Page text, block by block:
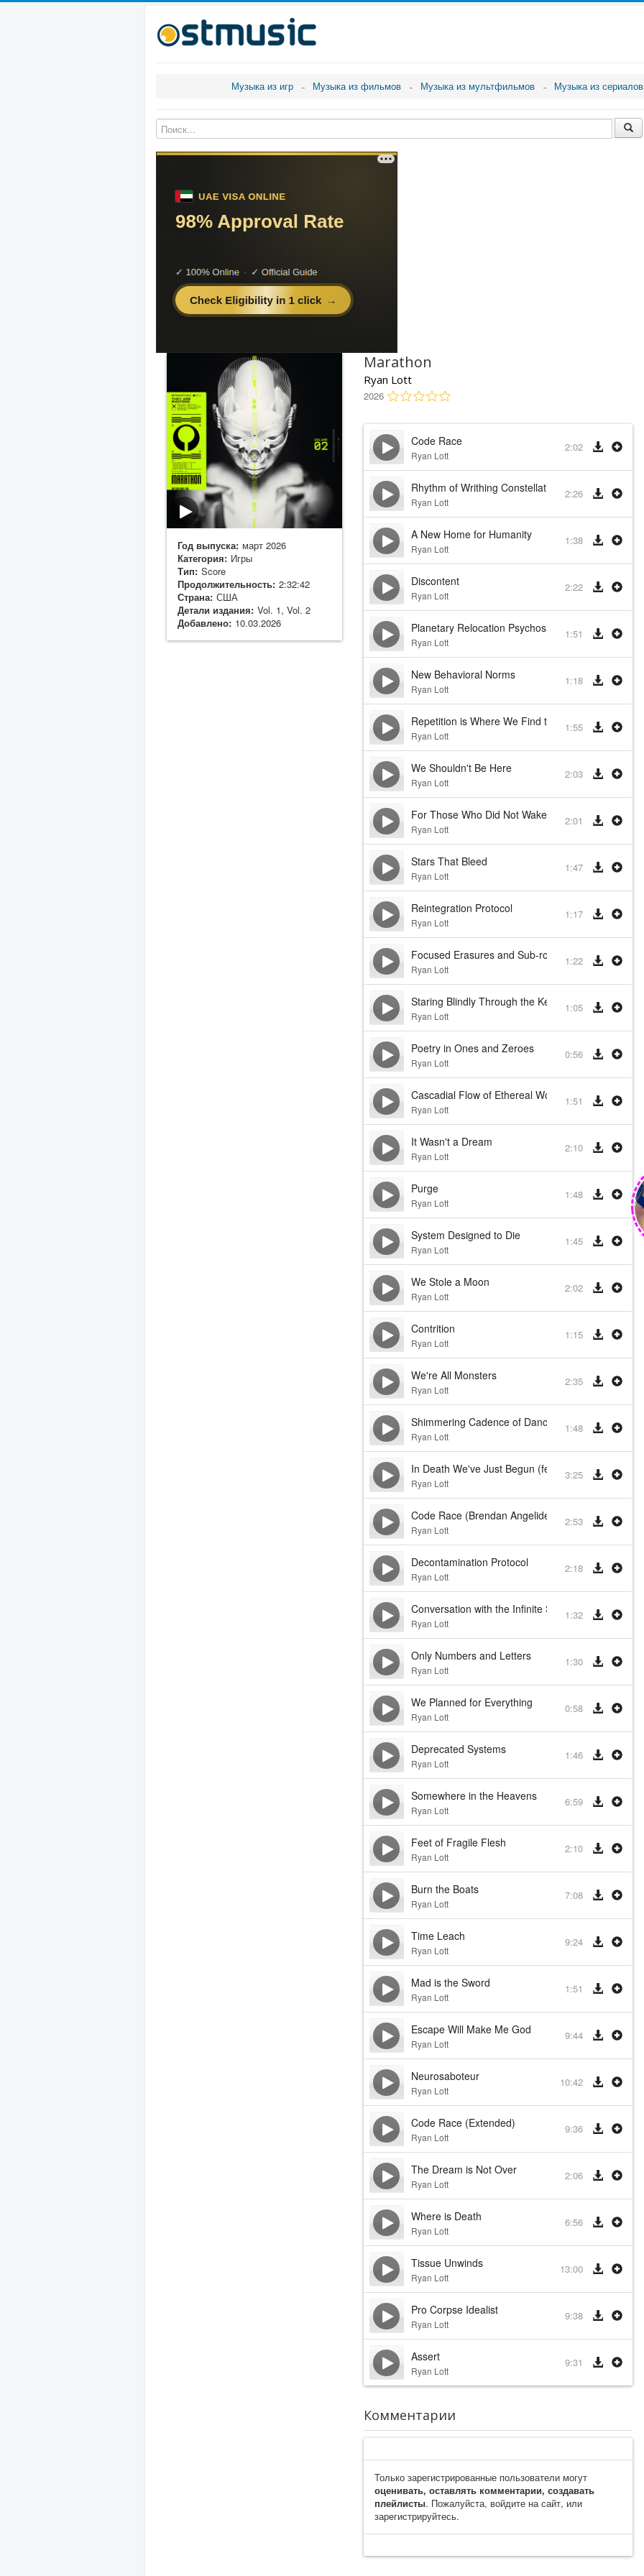
Музыка из игр Музыка из фильмов Музыка из мультфильмов Музыка из сериалов
Год выпуска: март 2026
Категория: Игры
Тип: Score
Продолжительность: 2:32:42
Страна: США
Детали издания: Vol. 1, Vol. 2
Добавлено: 10.03.2026
Marathon
Ryan Lott
2026
Code Race
Ryan Lott
2:02
Rhythm of Writhing Constellations
Ryan Lott
2:26
A New Home for Humanity
Ryan Lott
1:38
Discontent
Ryan Lott
2:22
Planetary Relocation Psychosis
Ryan Lott
1:51
New Behavioral Norms
Ryan Lott
1:18
Repetition is Where We Find the Truth
Ryan Lott
1:55
We Shouldn't Be Here
Ryan Lott
2:03
For Those Who Did Not Wake
Ryan Lott
2:01
Stars That Bleed
Ryan Lott
1:47
Reintegration Protocol
Ryan Lott
1:17
Focused Erasures and Sub-routine Resets
Ryan Lott
1:22
Staring Blindly Through the Keyhole
Ryan Lott
1:05
Poetry in Ones and Zeroes
Ryan Lott
0:56
Cascadial Flow of Ethereal Wonder
Ryan Lott
1:51
It Wasn't a Dream
Ryan Lott
2:10
Purge
Ryan Lott
1:48
System Designed to Die
Ryan Lott
1:45
We Stole a Moon
Ryan Lott
2:02
Contrition
Ryan Lott
1:15
We're All Monsters
Ryan Lott
2:35
Shimmering Cadence of Dancing Light
Ryan Lott
1:48
In Death We've Just Begun (feat. Poppy & Son
Ryan Lott
3:25
Code Race (Brendan Angelides Remix)
Ryan Lott
2:53
Decontamination Protocol
Ryan Lott
2:18
Conversation with the Infinite Self
Ryan Lott
1:32
Only Numbers and Letters
Ryan Lott
1:30
We Planned for Everything
Ryan Lott
0:58
Deprecated Systems
Ryan Lott
1:46
Somewhere in the Heavens
Ryan Lott
6:59
Feet of Fragile Flesh
Ryan Lott
2:10
Burn the Boats
Ryan Lott
7:08
Time Leach
Ryan Lott
9:24
Mad is the Sword
Ryan Lott
1:51
Escape Will Make Me God
Ryan Lott
9:44
Neurosaboteur
Ryan Lott
10:42
Code Race (Extended)
Ryan Lott
9:36
The Dream is Not Over
Ryan Lott
2:06
Where is Death
Ryan Lott
6:56
Tissue Unwinds
Ryan Lott
13:00
Pro Corpse Idealist
Ryan Lott
9:38
Assert
Ryan Lott
9:31
Комментарии
Только зарегистрированные пользователи могут
оценивать, оставлять комментарии, создавать
плейлисты. Пожалуйста, войдите на сайт, или
зарегистрируйтесь.